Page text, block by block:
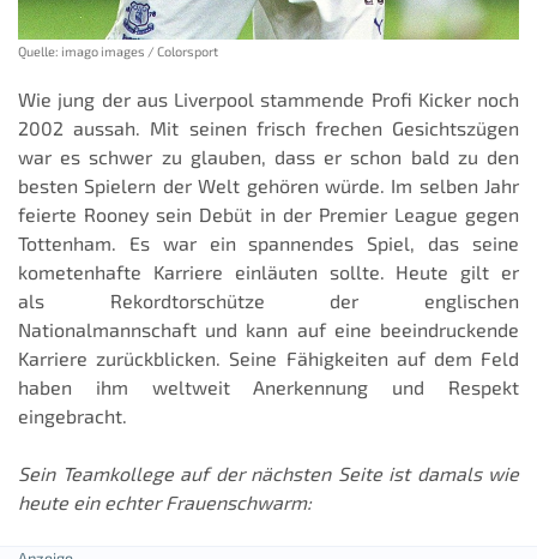
Quelle: imago images / Colorsport
Wie jung der aus Liverpool stammende Profi Kicker noch
2002 aussah. Mit seinen frisch frechen Gesichtszügen
war es schwer zu glauben, dass er schon bald zu den
besten Spielern der Welt gehören würde. Im selben Jahr
feierte Rooney sein Debüt in der Premier League gegen
Tottenham. Es war ein spannendes Spiel, das seine
kometenhafte Karriere einläuten sollte. Heute gilt er
als Rekordtorschütze der englischen
Nationalmannschaft und kann auf eine beeindruckende
Karriere zurückblicken. Seine Fähigkeiten auf dem Feld
haben ihm weltweit Anerkennung und Respekt
eingebracht.
Sein Teamkollege auf der nächsten Seite ist damals wie
heute ein echter Frauenschwarm: